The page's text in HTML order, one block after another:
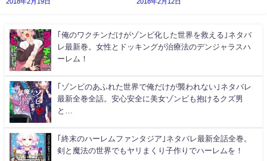
｢俺のワクチンだけがゾンビ化した世界を救える｣ネタバ
レ最新巻。女性とドッキングが治療法のデンジャラスハ
ーレム！
｢ゾンビのあふれた世界で俺だけが襲われない｣ネタバレ
最新全巻全話。安心安全に美女ゾンビも抱けるクズ男
と…
｢終末のハーレムファンタジア｣ネタバレ最新全話全巻。
剣と魔法の世界でもヤリまくり子作りでハーレムを！